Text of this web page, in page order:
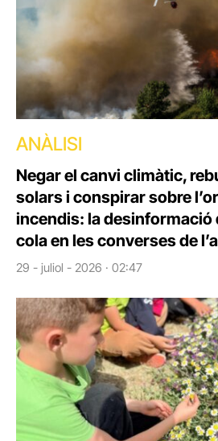
ANÀLISI
Negar el canvi climàtic,
solars i conspirar sobre
incendis: la desinformació
cola en les converses de
29 - juliol - 2026 · 02:47